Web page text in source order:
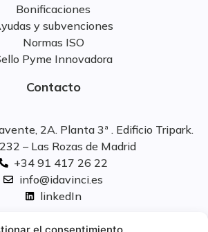
Bonificaciones
y subvenciones
Normas ISO
Pyme Innovadora
Contacto
2A. Planta 3ª . Edificio Tripark.
– Las Rozas de Madrid
+34 91 417 26 22
info@idavinci.es
linkedIn
Políticas legales